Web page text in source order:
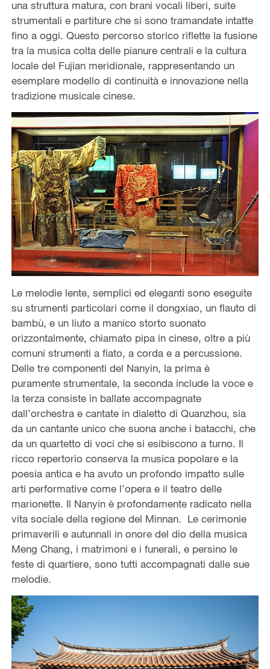
una struttura matura, con brani vocali liberi, suite
strumentali e partiture che si sono tramandate intatte
fino a oggi. Questo percorso storico riflette la fusione
tra la musica colta delle pianure centrali e la cultura
locale del Fujian meridionale, rappresentando un
esemplare modello di continuità e innovazione nella
tradizione musicale cinese.
Le melodie lente, semplici ed eleganti sono eseguite
su strumenti particolari come il dongxiao, un flauto di
bambù, e un liuto a manico storto suonato
orizzontalmente, chiamato pipa in cinese, oltre a più
comuni strumenti a fiato, a corda e a percussione.
Delle tre componenti del Nanyin, la prima è
puramente strumentale, la seconda include la voce e
la terza consiste in ballate accompagnate
dall’orchestra e cantate in dialetto di Quanzhou, sia
da un cantante unico che suona anche i batacchi, che
da un quartetto di voci che si esibiscono a turno. Il
ricco repertorio conserva la musica popolare e la
poesia antica e ha avuto un profondo impatto sulle
arti performative come l’opera e il teatro delle
marionette. Il Nanyin è profondamente radicato nella
vita sociale della regione del Minnan. Le cerimonie
primaverili e autunnali in onore del dio della musica
Meng Chang, i matrimoni e i funerali, e persino le
feste di quartiere, sono tutti accompagnati dalle sue
melodie.